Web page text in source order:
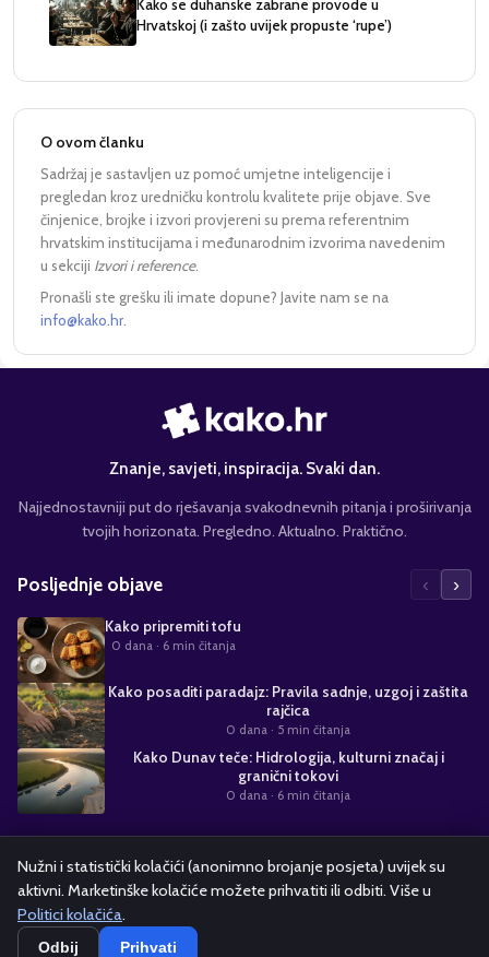
Kako se duhanske zabrane provode u
Hrvatskoj (i zašto uvijek propuste ‘rupe’)
O ovom članku
Sadržaj je sastavljen uz pomoć umjetne inteligencije i
pregledan kroz uredničku kontrolu kvalitete prije objave. Sve
činjenice, brojke i izvori provjereni su prema referentnim
hrvatskim institucijama i međunarodnim izvorima navedenim
u sekciji Izvori i reference.
Pronašli ste grešku ili imate dopune? Javite nam se na
info@kako.hr
Znanje, savjeti, inspiracija. Svaki dan.
Najjednostavniji put do rješavanja svakodnevnih pitanja i proširivanja
tvojih horizonata. Pregledno. Aktualno. Praktično.
Posljednje objave ‹ ›
Kako pripremiti tofu
0 dana· 6 min čitanja
Kako posaditi paradajz: Pravila sadnje, uzgoj i zaštita
rajčica
0 dana · 5 min čitanja
Kako Dunav teče: Hidrologija, kulturni značaj i
granični tokovi
0 dana · 6 min čitanja
Suradnja s nama
Alati i kalkulatori OglašavanjePolitika kolačićaPravila privatnosti
Nužni i statistički kolačići (anonimno brojanje posjeta) uvijek su
aktivni. Marketinške kolačiće možete prihvatiti ili odbiti. Više u
Politici kolačića.
Odbij Prihvati